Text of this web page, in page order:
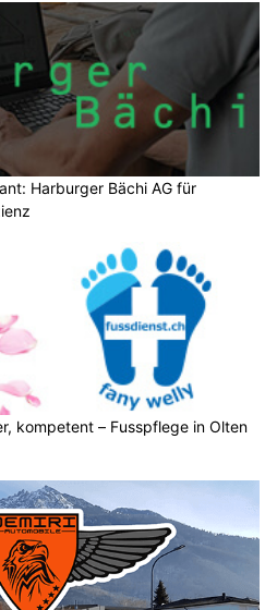
Harburger Bächi AG für
kompetent – Fusspflege in Olten